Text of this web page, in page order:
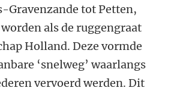
Gravenzande tot Petten,
als de ruggengraat
Holland. Deze vormde
‘snelweg’ waarlangs
vervoerd werden. Dit